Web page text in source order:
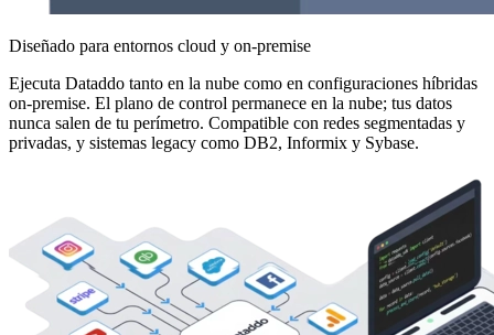
Diseñado para entornos cloud y on-premise
Ejecuta Dataddo tanto en la nube como en configuraciones híbridas
on-premise. El plano de control permanece en la nube; tus datos
nunca salen de tu perímetro. Compatible con redes segmentadas y
privadas, y sistemas legacy como DB2, Informix y Sybase.